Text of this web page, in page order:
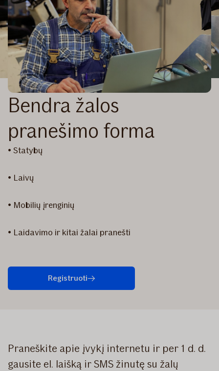
Bendra žalos
pranešimo forma
• Statybų
• Laivų
• Mobilių įrenginių
• Laidavimo ir kitai žalai pranešti
Registruoti
Praneškite apie įvykį internetu ir per 1 d. d.
gausite el. laišką ir SMS žinutę su žalų